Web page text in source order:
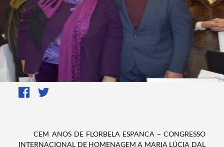
CEM ANOS DE FLORBELA ESPANCA – CONGRESSO
INTERNACIONAL DE HOMENAGEM A MARIA LÚCIA DAL